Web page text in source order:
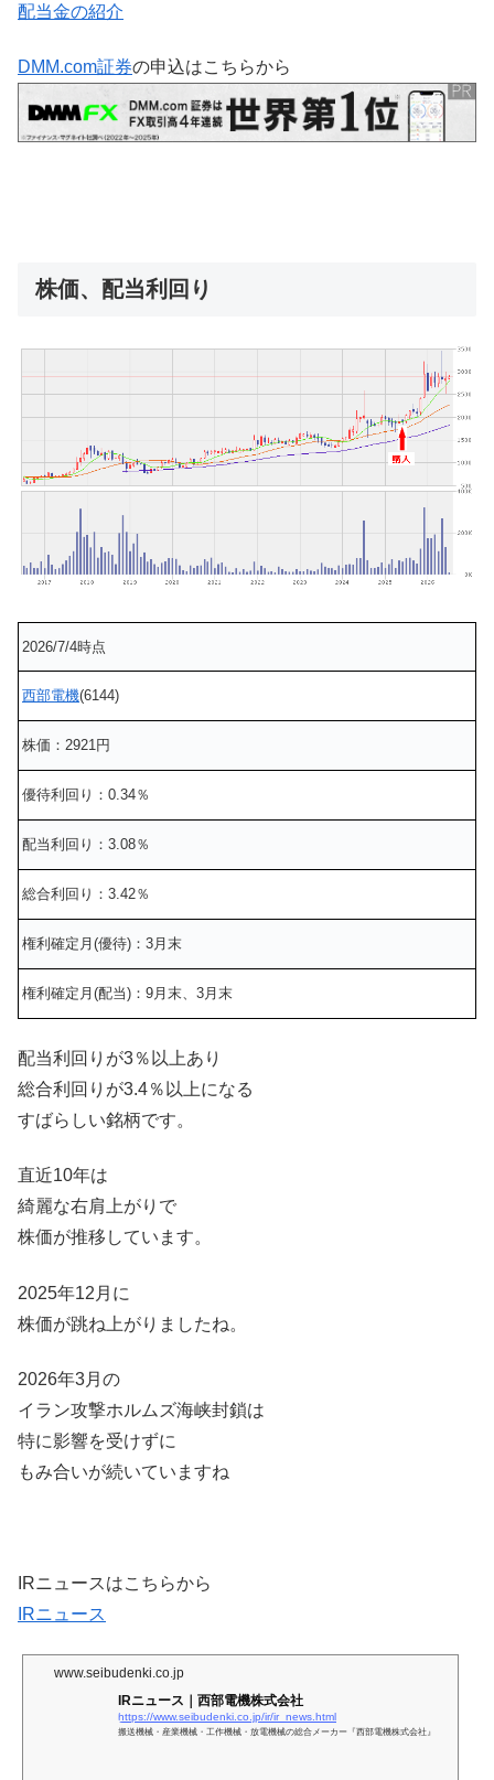
配当金の紹介
DMM.com証券の申込はこちらから
株価、配当利回り
2026/7/4時点
西部電機(6144)
株価：2921円
優待利回り：0.34％
配当利回り：3.08％
総合利回り：3.42％
権利確定月(優待)：3月末
権利確定月(配当)：9月末、3月末
配当利回りが3％以上あり
総合利回りが3.4％以上になる
すばらしい銘柄です。
直近10年は
綺麗な右肩上がりで
株価が推移しています。
2025年12月に
株価が跳ね上がりましたね。
2026年3月の
イラン攻撃ホルムズ海峡封鎖は
特に影響を受けずに
もみ合いが続いていますね
IRニュースはこちらから
IRニュース
www.seibudenki.co.jp
IRニュース｜西部電機株式会社
https://www.seibudenki.co.jp/ir/ir_news.html
搬送機械・産業機械・工作機械・放電機械の総合メーカー『西部電機株式会社』